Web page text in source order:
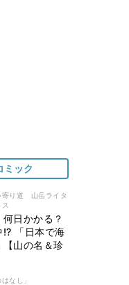
ミック
寄り道 山岳ライタ
日かかる？
!? 「日本で海
【山の名＆珍
なし」